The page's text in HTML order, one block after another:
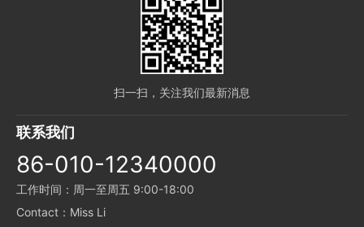
扫一扫，关注我们最新消息
联系我们
86-010-12340000
工作时间：周一至周五 9:00-18:00
Contact：Miss Li